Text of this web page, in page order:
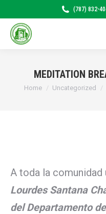
(787) 832-
MEDITATION
You are here:
Home Uncategorized
A toda la comunidad
Lourdes Santana
del Departamento